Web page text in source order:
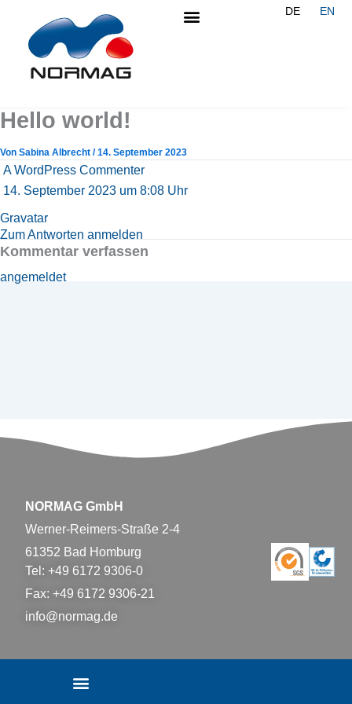
DE EN
Hello world!
Von Sabina Albrecht /14. September 2023
A WordPress Commenter
14. September 2023 um 8:08 Uhr
Gravatar
Zum Antworten anmelden
Kommentar verfassen
angemeldet
NORMAG GmbH
Werner-Reimers-Straße 2-4
61352 Bad Homburg
Tel: +49 6172 9306-0
Fax: +49 6172 9306-21
info@normag.de